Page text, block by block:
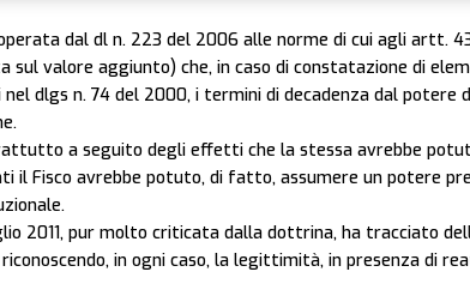
dal dl n. 223 del 2006 alle norme di cui agli artt.
sul valore aggiunto) che, in caso di constatazione di
dlgs n. 74 del 2000, i termini di decadenza dal potere
a seguito degli effetti che la stessa avrebbe
il Fisco avrebbe potuto, di fatto, assumere un potere
2011, pur molto criticata dalla dottrina, ha tracciato
in ogni caso, la legittimità, in presenza di